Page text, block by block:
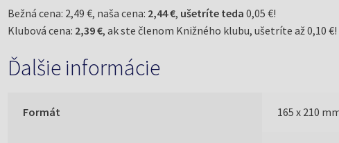
Bežná cena: 2,49 €, naša cena: 2,44 €, ušetríte teda 0,05 €!
Klubová cena: 2,39 €, ak ste členom Knižného klubu, ušetríte až 0,10 €!
Ďalšie informácie
Formát 165 x 210